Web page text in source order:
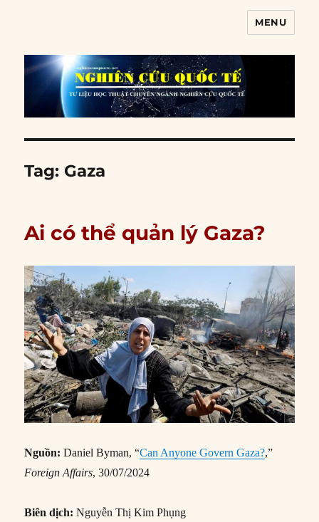
MENU
Tag: Gaza
Ai có thể quản lý Gaza?
Nguồn: Daniel Byman, “Can Anyone Govern Gaza?,”
Foreign Affairs, 30/07/2024
Biên dịch: Nguyễn Thị Kim Phụng